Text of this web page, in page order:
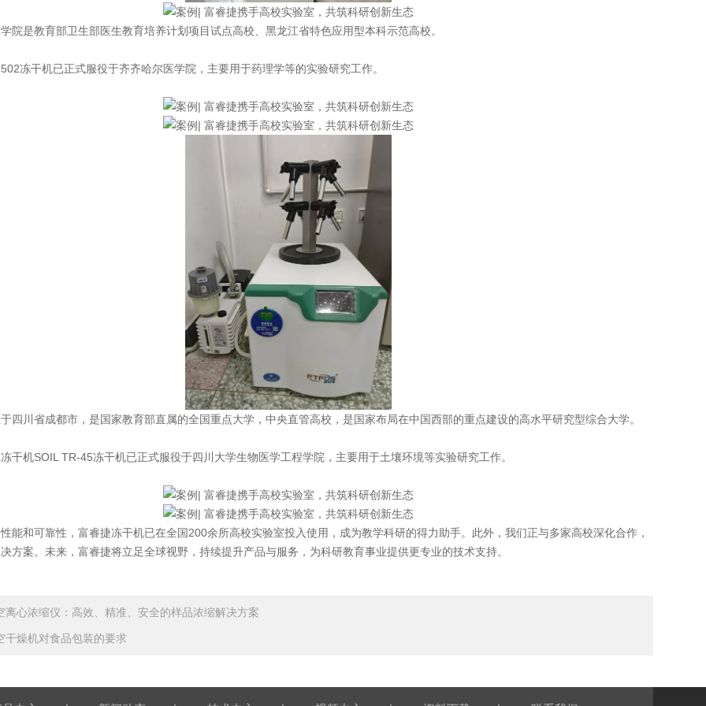
是教育部卫生部医生教育培养计划项目试点高校、黑龙江省特色应用型本科示范高校。
冻干机已正式服役于齐齐哈尔医学院，主要用于药理学等的实验研究工作。
川省成都市，是国家教育部直属的全国重点大学，中央直管高校，是国家布局在中国西部的重点建设的高水平研究型综合大学。
机SOIL TR-45冻干机已正式服役于四川大学生物医学工程学院，主要用于土壤环境等实验研究工作。
和可靠性，富睿捷冻干机已在全国200余所高校实验室投入使用，成为教学科研的得力助手。此外，我们正与多家高校深化合作，
方案。未来，富睿捷将立足全球视野，持续提升产品与服务，为科研教育事业提供更专业的技术支持。
离心浓缩仪：高效、精准、安全的样品浓缩解决方案​
干燥机对食品包装的要求